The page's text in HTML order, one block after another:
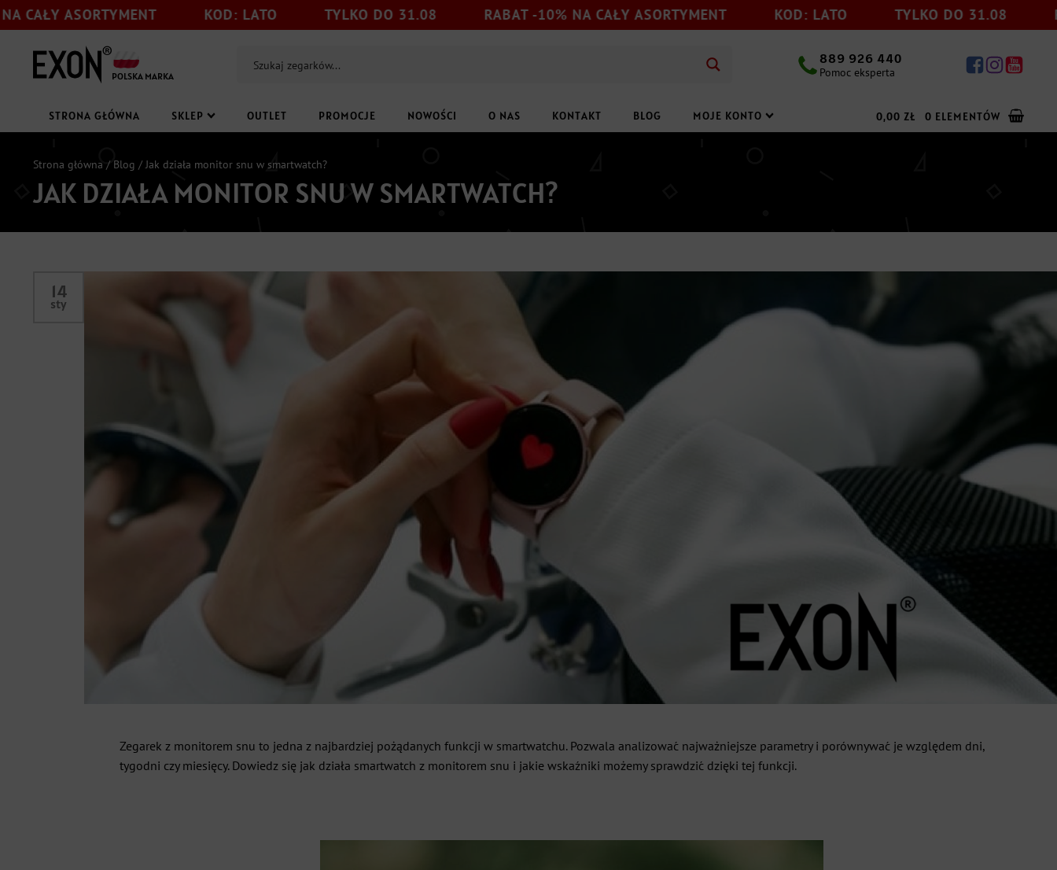
KOD: LATO TYLKO DO 31.08 RABAT -10% NA CAŁY ASORTYMENT KOD: LATO TYLKO DO 31.08 RABAT -
POLSKA MARKA
889 926 440
Pomoc eksperta
STRONA GŁÓWNA SKLEP OUTLET PROMOCJE NOWOŚCI O NAS KONTAKT BLOG MOJE KONTO 0,00 ZŁ 0 ELEMENTÓW
Strona główna / Blog / Jak działa monitor snu w smartwatch?
JAK DZIAŁA MONITOR SNU W SMARTWATCH?
14
sty
Zegarek z monitorem snu to jedna z najbardziej pożądanych funkcji w smartwatchu. Pozwala analizować najważniejsze parametry i porównywać je względem dni,
tygodni czy miesięcy. Dowiedz się jak działa smartwatch z monitorem snu i jakie wskaźniki możemy sprawdzić dzięki tej funkcji.